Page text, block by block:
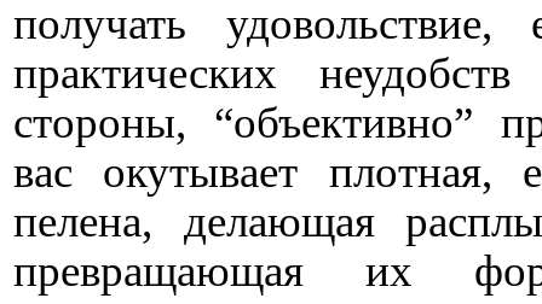
получать
практических
стороны, “объективно”
вас окутывает плотная,
пелена, делающая
превращающая их